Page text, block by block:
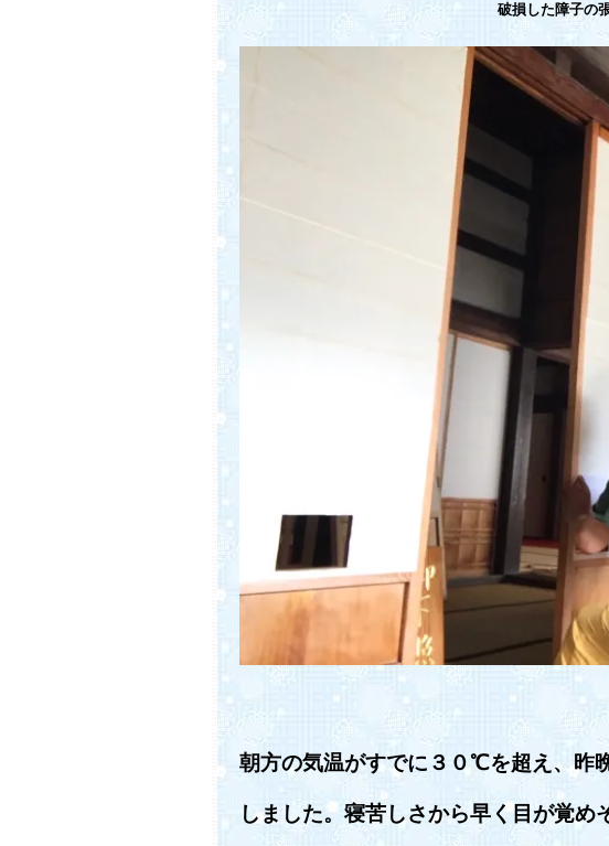
破損した障子の
朝方の気温がすでに３０℃を超え、昨
しました。寝苦しさから早く目が覚